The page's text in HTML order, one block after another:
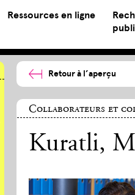
Ressources en ligne
Retour à l’aperçu
Collaborateurs et
Kuratli,